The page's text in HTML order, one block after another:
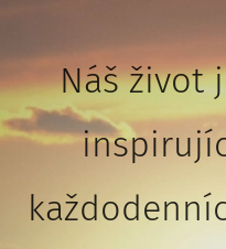
Náš život